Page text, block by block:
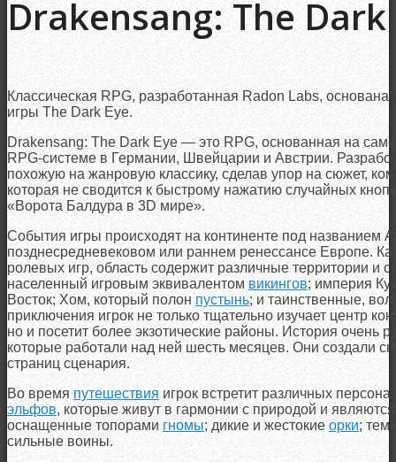
Drakensang: The Dark
Классическая RPG, разработанная Radon Labs,
игры The Dark Eye.
Drakensang: The Dark Eye — это RPG, основанная на
RPG-системе в Германии, Швейцарии и Австрии.
похожую на жанровую классику, сделав упор на сюжет,
которая не сводится к быстрому нажатию случайных
«Ворота Балдура в 3D мире».
События игры происходят на континенте под названием
позднесредневековом или раннем ренессансе Европе.
ролевых игр, область содержит различные территории и
населенный игровым эквивалентом викингов; империя
Восток; Хом, который полонпустынь; и таинственные,
приключения игрок не только тщательно изучает центр
но и посетит более экзотические районы. История очень
которые работали над ней шесть месяцев. Они создали
страниц сценария.
Во времяпутешествия игрок встретит различных
эльфов, которые живут в гармонии с природой и
оснащенные топорами гномы; дикие и жестокие орки;
сильные воины.